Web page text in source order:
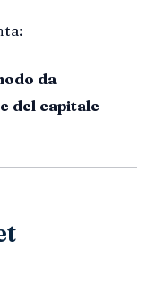
da
del capitale